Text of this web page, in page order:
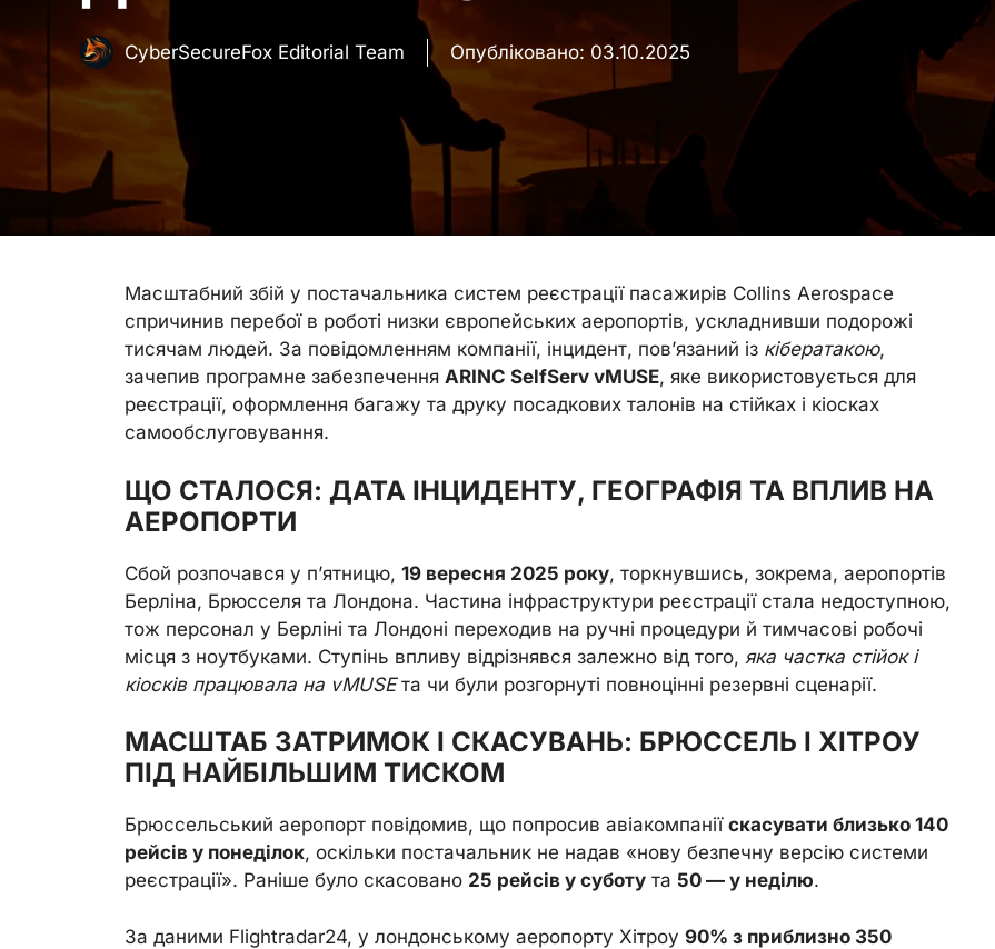
CyberSecureFox Editorial Team Опубліковано: 03.10.2025
Масштабний збій у постачальника систем реєстрації пасажирів Collins Aerospace
спричинив перебої в роботі низки європейських аеропортів, ускладнивши подорожі
тисячам людей. За повідомленням компанії, інцидент, пов’язаний із кібератакою,
зачепив програмне забезпечення ARINC SelfServ vMUSE, яке використовується для
реєстрації, оформлення багажу та друку посадкових талонів на стійках і кіосках
самообслуговування.
ЩО СТАЛОСЯ: ДАТА ІНЦИДЕНТУ, ГЕОГРАФІЯ ТА ВПЛИВ НА
АЕРОПОРТИ
Сбой розпочався у п’ятницю, 19 вересня 2025 року, торкнувшись, зокрема, аеропортів
Берліна, Брюсселя та Лондона. Частина інфраструктури реєстрації стала недоступною,
тож персонал у Берліні та Лондоні переходив на ручні процедури й тимчасові робочі
місця з ноутбуками. Ступінь впливу відрізнявся залежно від того, яка частка стійок і
кіосків працювала на vMUSEта чи були розгорнуті повноцінні резервні сценарії.
МАСШТАБ ЗАТРИМОК І СКАСУВАНЬ: БРЮССЕЛЬ І ХІТРОУ
ПІД НАЙБІЛЬШИМ ТИСКОМ
Брюссельський аеропорт повідомив, що попросив авіакомпанії скасувати близько 140
рейсів у понеділок, оскільки постачальник не надав «нову безпечну версію системи
реєстрації». Раніше було скасовано 25 рейсів у суботу та 50 — у неділю.
За даними Flightradar24, у лондонському аеропорту Хітроу 90% з приблизно 350